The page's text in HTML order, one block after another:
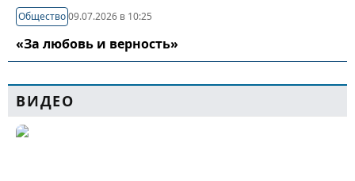
Общество09.07.2026 в 10:25
«За любовь и верность»
ВИДЕО